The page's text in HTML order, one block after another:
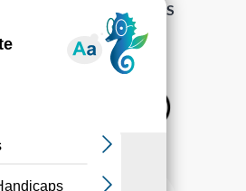
à la Gazette ›
GESTION DES COOKIES